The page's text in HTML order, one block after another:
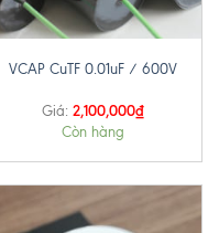
VCAP CuTF 0.01uF / 600V
Giá: 2,100,000₫
Còn hàng